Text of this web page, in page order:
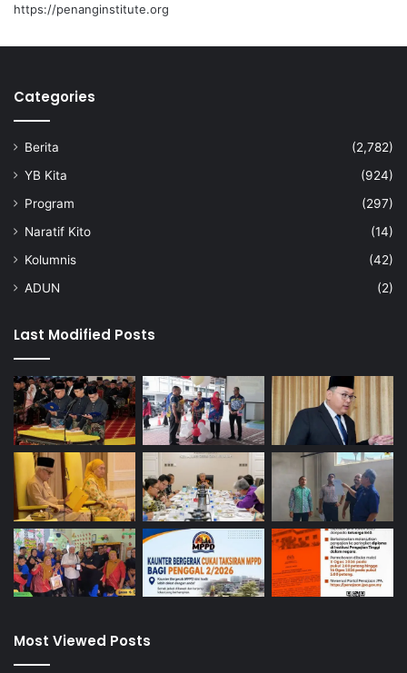
https://penanginstitute.org
Categories
Berita
(2,782)
YB Kita
(924)
Program
(297)
Naratif Kito
(14)
Kolumnis
(42)
ADUN
(2)
Last Modified Posts
Most Viewed Posts